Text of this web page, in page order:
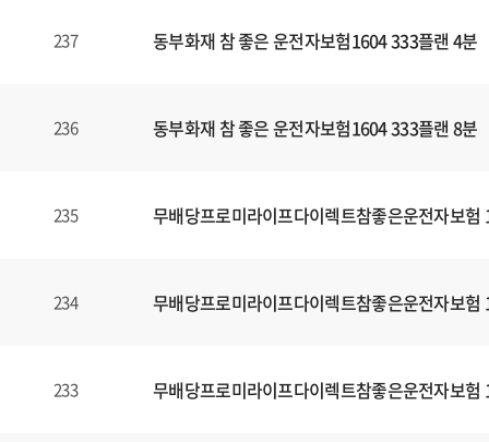
237 동부화재 참 좋은 운전자보험1604 333플랜 4분
236 동부화재 참 좋은 운전자보험1604 333플랜 8분
235 무배당프로미라이프다이렉트참좋은운전자보험
234 무배당프로미라이프다이렉트참좋은운전자보험
233 무배당프로미라이프다이렉트참좋은운전자보험